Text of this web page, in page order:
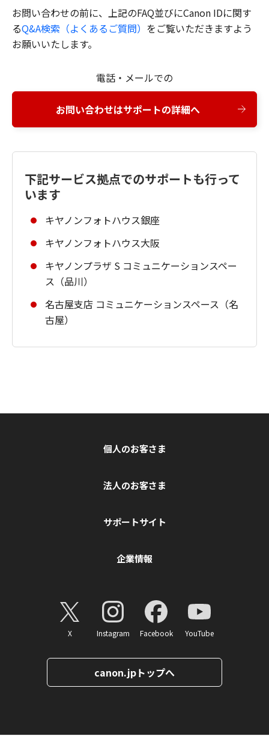
お問い合わせの前に、上記のFAQ並びにCanon IDに関す
るQ&A検索（よくあるご質問） をご覧いただきますよう
お願いいたします。
電話・メールでの
お問い合わせはサポートの詳細へ
下記サービス拠点でのサポートも行って
います
キヤノンフォトハウス銀座
キヤノンフォトハウス大阪
キヤノンプラザ S コミュニケーションスペー
ス（品川）
名古屋支店 コミュニケーションスペース（名
古屋）
個人のお客さま
法人のお客さま
サポートサイト
企業情報
X Instagram Facebook YouTube
canon.jpトップへ